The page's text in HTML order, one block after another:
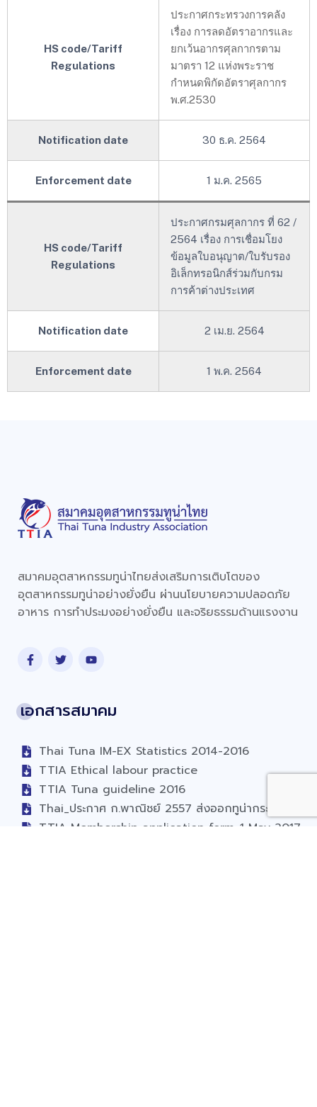
HS code/Tariff
Regulations
ประกาศกระทรวงการคลัง
เรื่อง การลดอัตราอากรและ
ยกเว้นอากรศุลกากรตาม
มาตรา 12 แห่งพระราช
กำหนดพิกัดอัตราศุลกากร
พ.ศ.2530
Notification date 30 ธ.ค. 2564
Enforcement date 1 ม.ค. 2565
HS code/Tariff
Regulations
ประกาศกรมศุลกากร ที่ 62 /
2564 เรื่อง การเชื่อมโยง
ข้อมูลใบอนุญาต/ใบรับรอง
อิเล็กทรอนิกส์ร่วมกับกรม
การค้าต่างประเทศ
Notification date 2 เม.ย. 2564
Enforcement date 1 พ.ค. 2564
สมาคมอุตสาหกรรมทูน่าไทยส่งเสริมการเติบโตของ
อุตสาหกรรมทูน่าอย่างยั่งยืน ผ่านนโยบายความปลอดภัย
อาหาร การทำประมงอย่างยั่งยืน และจริยธรรมด้านแรงงาน
เอกสารสมาคม
Thai Tuna IM-EX Statistics 2014-2016
TTIA Ethical labour practice
TTIA Tuna guideline 2016
Thai_ประกาศ ก.พาณิชย์ 2557 ส่งออกทูน่ากระป๋อง
TTIA Membership application form_1 May 2017